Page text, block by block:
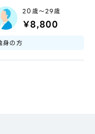
20歳～29歳
￥8,800
身の方